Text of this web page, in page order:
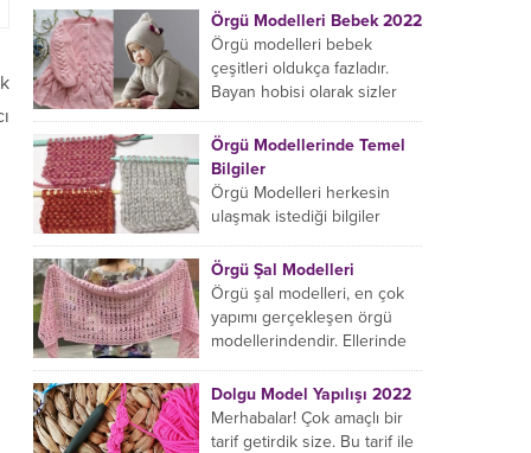
rahatlatıcıdır. Bunun dışında
örgü örmede yaratıcı olmak...
Örgü Modelleri Bebek 2022
Örgü modelleri bebek
çeşitleri oldukça fazladır.
Bayan hobisi olarak sizler
Bu açıdan sizlere birkaç
örnek vereceğiz....
Örgü Modellerinde Temel
Bilgiler
Örgü Modelleri herkesin
ulaşmak istediği bilgiler
olarak girmiş olduğumuz
içeriğe hoş geldiniz. Bu
konuda yeniyseniz, Örgü
Modellerinin...
Örgü Şal Modelleri
Örgü şal modelleri, en çok
yapımı gerçekleşen örgü
modellerindendir. Ellerinde
yaptığı birçok farklı şal
modeli mevcuttur....
Dolgu Model Yapılışı 2022
Merhabalar! Çok amaçlı bir
tarif getirdik size. Bu tarif ile